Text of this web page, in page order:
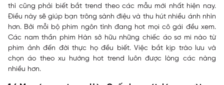
thì cũng phải biết bắt trend theo các mẫu mới nhất hiện nay.
Điều này sẽ giúp bạn trông sành điệu và thu hút nhiều ánh nhìn
hơn. Bởi mỗi bộ phim ngôn tình đang hot mọi cô gái đều xem.
Các nam thần phim Hàn sở hữu những chiếc áo sơ mi nào từ
phim ảnh đến đời thực họ đều biết. Việc bắt kịp trào lưu và
chọn áo theo xu hướng hot trend luôn được lòng các nàng
nhiều hơn.